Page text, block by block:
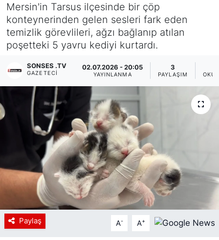
Mersin'in Tarsus ilçesinde bir çöp
konteynerinden gelen sesleri fark eden
temizlik görevlileri, ağzı bağlanıp atılan
poşetteki 5 yavru kediyi kurtardı.
SONSES .TV
GAZETECI
02.07.2026 - 20:05
YAYINLANMA
3
PAYLAŞIM
Paylaş A- A+
KÜLTÜR - SANAT
MAGAZİN
Siyaset
YEREL HABER
Haberde insan
Tanıtım
Tüm Manşetler
Son Dakika Haberleri